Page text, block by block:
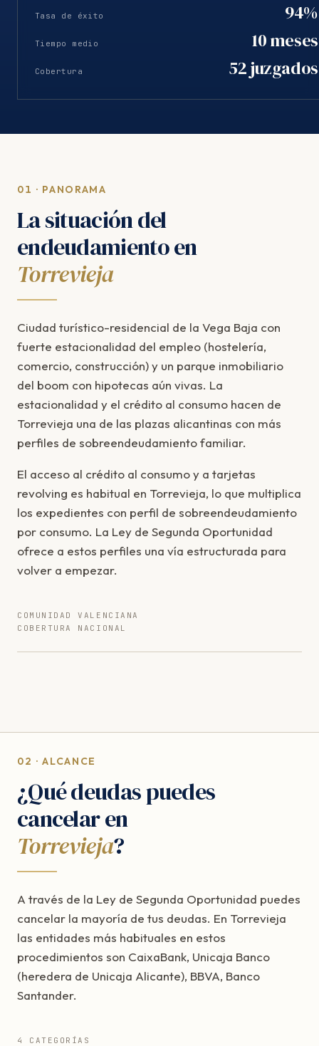
Tasa de éxito 94%
Tiempo medio 10 meses
Cobertura 52 juzgados
01 · PANORAMA
La situación del
endeudamiento en
Torrevieja
Ciudad turístico-residencial de la Vega Baja con
fuerte estacionalidad del empleo (hostelería,
comercio, construcción) y un parque inmobiliario
del boom con hipotecas aún vivas. La
estacionalidad y el crédito al consumo hacen de
Torrevieja una de las plazas alicantinas con más
perfiles de sobreendeudamiento familiar.
El acceso al crédito al consumo y a tarjetas
revolving es habitual en Torrevieja, lo que multiplica
los expedientes con perfil de sobreendeudamiento
por consumo. La Ley de Segunda Oportunidad
ofrece a estos perfiles una vía estructurada para
volver a empezar.
COMUNIDAD VALENCIANA
COBERTURA NACIONAL
02 · ALCANCE
¿Qué deudas puedes
cancelar en
Torrevieja?
A través de la Ley de Segunda Oportunidad puedes
cancelar la mayoría de tus deudas. En Torrevieja
las entidades más habituales en estos
procedimientos son CaixaBank, Unicaja Banco
(heredera de Unicaja Alicante), BBVA, Banco
Santander.
4 CATEGORÍAS